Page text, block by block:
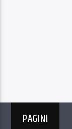
PAGINI